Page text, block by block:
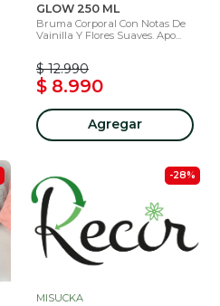
GLOW 250 ML
Bruma Corporal Con Notas De
Vainilla Y Flores Suaves. Apo...
$ 12.990
$ 8.990
Agregar
-28%
MISUCKA